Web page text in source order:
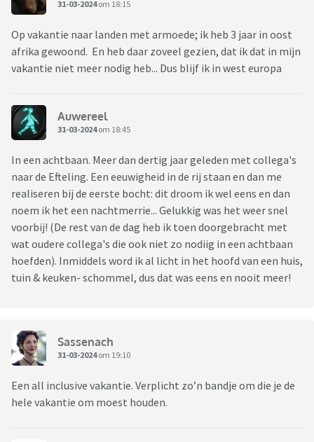
31-03-2024om 18:15
Op vakantie naar landen met armoede; ik heb 3 jaar in oost
afrika gewoond. En heb daar zoveel gezien, dat ik dat in mijn
vakantie niet meer nodig heb... Dus blijf ik in west europa
Auwereel
31-03-2024om 18:45
In een achtbaan. Meer dan dertig jaar geleden met collega's
naar de Efteling. Een eeuwigheid in de rij staan en dan me
realiseren bij de eerste bocht: dit droom ik wel eens en dan
noem ik het een nachtmerrie... Gelukkig was het weer snel
voorbij! (De rest van de dag heb ik toen doorgebracht met
wat oudere collega's die ook niet zo nodiig in een achtbaan
hoefden). Inmiddels word ik al licht in het hoofd van een huis,
tuin & keuken- schommel, dus dat was eens en nooit meer!
Sassenach
31-03-2024om 19:10
Een all inclusive vakantie. Verplicht zo’n bandje om die je de
hele vakantie om moest houden.